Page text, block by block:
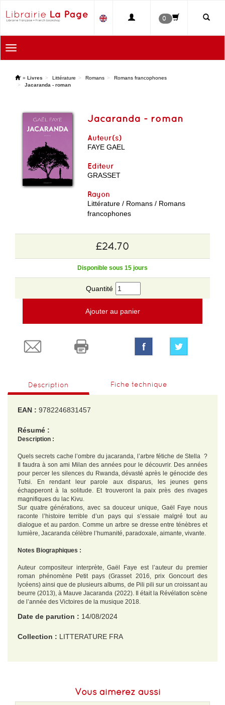
0
Toggle
navigation
' » Livres Littérature Romans
Romans francophones
Jacaranda - roman
Jacaranda - roman
Auteur(s)
FAYE GAEL
Editeur
GRASSET
Rayon
Littérature / Romans / Romans
francophones
£24.70
Disponible sous 15 jours
Quantité
Ajouter au panier
Description Fiche technique
EAN : 9782246831457
Résumé :
Description :
Quels secrets cache l’ombre du jacaranda, l’arbre fétiche de Stella ?
Il faudra à son ami Milan des années pour le découvrir. Des années
pour percer les silences du Rwanda, dévasté après le génocide des
Tutsi. En rendant leur parole aux disparus, les jeunes gens
échapperont à la solitude. Et trouveront la paix près des rivages
magnifiques du lac Kivu.
Sur quatre générations, avec sa douceur unique, Gaël Faye nous
raconte l’histoire terrible d’un pays qui s’essaie malgré tout au
dialogue et au pardon. Comme un arbre se dresse entre ténèbres et
lumière, Jacaranda célèbre l’humanité, paradoxale, aimante, vivante.
Notes Biographiques :
Auteur compositeur interprète, Gaël Faye est l’auteur du premier
roman phénomène Petit pays (Grasset 2016, prix Goncourt des
lycéens) ainsi que de plusieurs albums, de Pili pili sur un croissant au
beurre (2013), à Mauve Jacaranda (2022). Il était la Révélation scène
de l’année des Victoires de la musique 2018.
Date de parution : 14/08/2024
Collection : LITTERATURE FRA
Vous aimerez aussi